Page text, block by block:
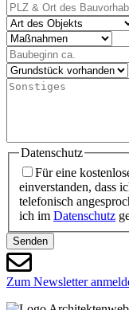
PLZ
&
Ort
des
Bauvorhabens
Art
des
Objekts
Maßnahmen
Baubeginn
ca.
Grundstück
vorhanden
Sonstiges
Datenschutz
Für eine
einverstanden, dass
telefonisch
ich im Datenschutz
Senden
Zum Newsletter